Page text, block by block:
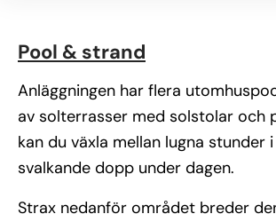
Pool & strand
Anläggningen har flera
av solterrasser med solstolar och
kan du växla mellan lugna stunder
svalkande dopp under dagen.
Strax nedanför området breder